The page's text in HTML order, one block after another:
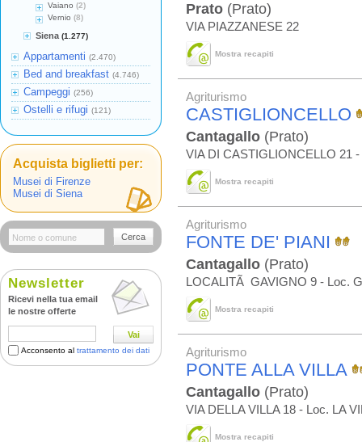
Prato (Prato)
VIA PIAZZANESE 22
Mostra recapiti
Agriturismo
CASTIGLIONCELLO
Cantagallo (Prato)
VIA DI CASTIGLIONCELLO 21
Mostra recapiti
Agriturismo
FONTE DE' PIANI
Cantagallo (Prato)
LOCALITÃ GAVIGNO 9 - Loc.
Mostra recapiti
Agriturismo
PONTE ALLA VILLA
Cantagallo (Prato)
VIA DELLA VILLA 18 - Loc. LA
Mostra recapiti
Vaiano (2)
Vernio (8)
Siena (1.277)
Appartamenti (2.470)
Bed and breakfast (4.746)
Campeggi (256)
Ostelli e rifugi (121)
Acquista biglietti per:
Musei di Firenze
Musei di Siena
Cerca
Newsletter
Ricevi nella tua email
le nostre offerte
Vai
Acconsento al trattamento dei dati